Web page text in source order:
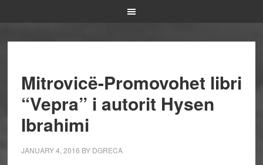
Mitrovicë-Promovohet libri
“Vepra” i autorit Hysen
Ibrahimi
JANUARY 4, 2016 BY DGRECA